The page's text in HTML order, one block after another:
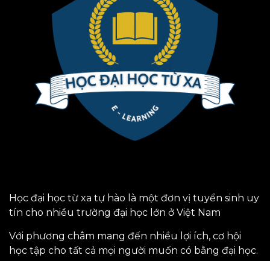
Học đại học từ xa tự hào là một đơn vị tuyển sinh uy
tín cho nhiều trường đại học lớn ở Việt Nam
Với phương châm mang đến nhiều lợi ích, cơ hội
học tập cho tất cả mọi người muốn có bằng đại học.